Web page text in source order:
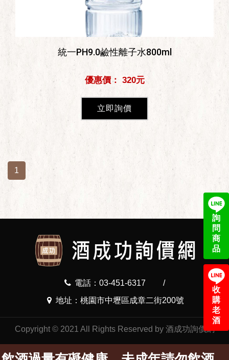
詢
問
商
品
收
購
老
酒
統一PH9.0鹼性離子水800ml
優惠價： 320元
立即詢價
1
電話：03-451-6317
/
地址：桃園市中壢區成章二街200號
Copyright © 2021 All Rights Reserved by 酒成功詢價網